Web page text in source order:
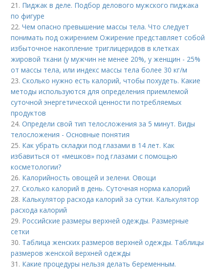
21. Пиджак в деле. Подбор делового мужского пиджака
по фигуре
22.Чем опасно превышение массы тела. Что следует
понимать под ожирением Ожирение представляет собой
избыточное накопление триглицеридов в клетках
жировой ткани (у мужчин не менее 20%, у женщин - 25%
от массы тела, или индекс массы тела более 30 кг/м
23.Сколько нужно есть калорий, чтобы похудеть. Какие
методы используются для определения приемлемой
суточной энергетической ценности потребляемых
продуктов
24.Определи свой тип телосложения за 5 минут. Виды
телосложения - Основные понятия
25. Как убрать складки под глазами в 14 лет. Как
избавиться от «мешков» под глазами с помощью
косметологии?
26. Калорийность овощей и зелени. Овощи
27.Сколько калорий в день. Суточная норма калорий
28. Калькулятор расхода калорий за сутки. Калькулятор
расхода калорий
29. Российские размеры верхней одежды. Размерные
сетки
30. Таблица женских размеров верхней одежды. Таблицы
размеров женской верхней одежды
31. Какие процедуры нельзя делать беременным.